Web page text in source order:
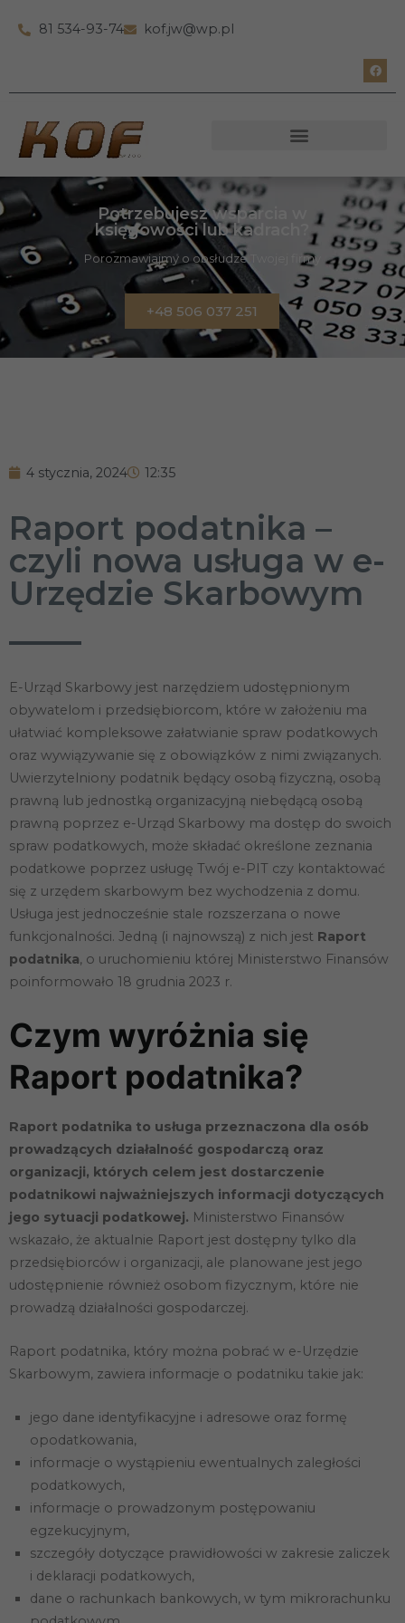
81 534-93-74 kof.jw@wp.pl
Potrzebujesz wsparcia w
księgowości lub kadrach?
Porozmawiajmy o obsłudze Twojej firmy
+48 506 037 251
4 stycznia, 2024 12:35
Raport podatnika –
czyli nowa usługa w e-
Urzędzie Skarbowym
E-Urząd Skarbowy jest narzędziem udostępnionym
obywatelom i przedsiębiorcom, które w założeniu ma
ułatwiać kompleksowe załatwianie spraw podatkowych
oraz wywiązywanie się z obowiązków z nimi związanych.
Uwierzytelniony podatnik będący osobą fizyczną, osobą
prawną lub jednostką organizacyjną niebędącą osobą
prawną poprzez e-Urząd Skarbowy ma dostęp do swoich
spraw podatkowych, może składać określone zeznania
podatkowe poprzez usługę Twój e-PIT czy kontaktować
się z urzędem skarbowym bez wychodzenia z domu.
Usługa jest jednocześnie stale rozszerzana o nowe
funkcjonalności. Jedną (i najnowszą) z nich jest Raport
podatnika, o uruchomieniu której Ministerstwo Finansów
poinformowało 18 grudnia 2023 r.
Czym wyróżnia się
Raport podatnika?
Raport podatnika to usługa przeznaczona dla osób
prowadzących działalność gospodarczą oraz
organizacji, których celem jest dostarczenie
podatnikowi najważniejszych informacji dotyczących
jego sytuacji podatkowej. Ministerstwo Finansów
wskazało, że aktualnie Raport jest dostępny tylko dla
przedsiębiorców i organizacji, ale planowane jest jego
udostępnienie również osobom fizycznym, które nie
prowadzą działalności gospodarczej.
Raport podatnika, który można pobrać w e-Urzędzie
Skarbowym, zawiera informacje o podatniku takie jak:
jego dane identyfikacyjne i adresowe oraz formę
opodatkowania,
informacje o wystąpieniu ewentualnych zaległości
podatkowych,
informacje o prowadzonym postępowaniu
egzekucyjnym,
szczegóły dotyczące prawidłowości w zakresie zaliczek
i deklaracji podatkowych,
dane o rachunkach bankowych, w tym mikrorachunku